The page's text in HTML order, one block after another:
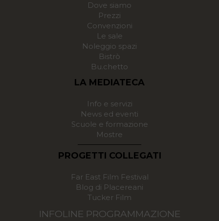
Dove siamo
Prezzi
Convenzioni
Le sale
Noleggio spazi
Bistrò
Bu.chetto
LA MEDIATECA
Info e servizi
News ed eventi
Scuole e formazione
Mostre
PROGETTI COLLEGATI
Far East Film Festival
Blog di Placereani
Tucker Film
INFOLINE PROGRAMMAZIONE